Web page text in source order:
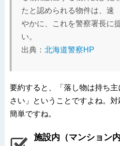
たと認められる物件は、速
やかに、これを警察署長に
い。
出典： 北海道警察HP
要約すると、「落し物は持ち
さい」ということですよね。
簡単ですね。
施設内（マンション